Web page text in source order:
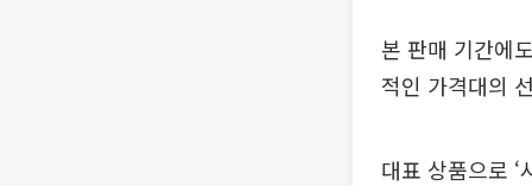
본 판매 기간에
적인 가격대의
대표 상품으로